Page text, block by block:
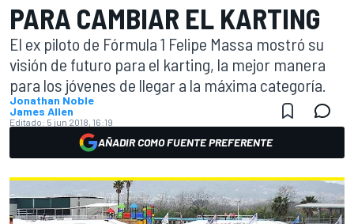
PARA CAMBIAR EL KARTING
El ex piloto de Fórmula 1 Felipe Massa mostró su
visión de futuro para el karting, la mejor manera
para los jóvenes de llegar a la máxima categoría.
Jonathan Noble
James Allen
Editado: 5 jun 2018, 16:19
AÑADIR COMO FUENTE PREFERENTE